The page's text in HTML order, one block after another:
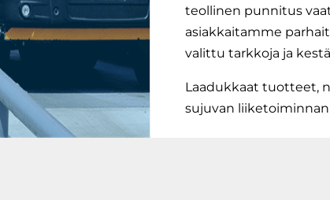
teollinen punnitus
asiakkaitamme
valittu tarkkoja ja
Laadukkaat tuotteet,
sujuvan